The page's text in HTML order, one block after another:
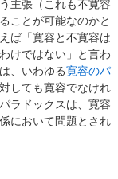
主張（これも不寛容
ことが可能なのかと
ば「寛容と不寛容は
けではない」と言わ
、いわゆる寛容のパ
しても寛容でなけれ
ラドックスは、寛容
において問題とされ